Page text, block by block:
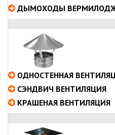
ДЫМОХОДЫ
ОДНОСТЕННАЯ
СЭНДВИЧ ВЕНТИЛЯЦИЯ
КРАШЕНАЯ ВЕНТИЛЯЦИЯ